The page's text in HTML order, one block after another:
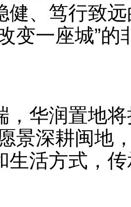
健、笃行致
变一座城”的
，华润置地
景深耕闽地
生活方式，